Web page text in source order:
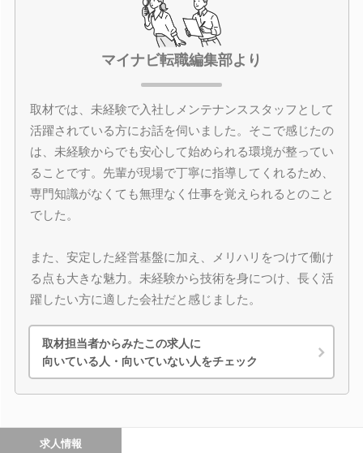
マイナビ転職編集部より
取材では、未経験で入社しメンテナンススタッフとして
活躍されている方にお話を伺いました。そこで感じたの
は、未経験からでも安心して始められる環境が整ってい
ることです。先輩が現場で丁寧に指導してくれるため、
専門知識がなくても無理なく仕事を覚えられるとのこと
でした。
また、安定した経営基盤に加え、メリハリをつけて働け
る点も大きな魅力。未経験から技術を身につけ、長く活
躍したい方に適した会社だと感じました。
取材担当者からみたこの求人に
向いている人・向いていない人をチェック
求人情報